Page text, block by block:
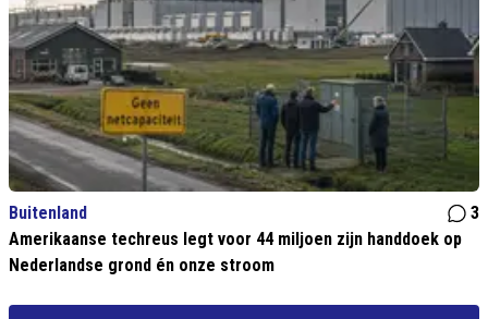
Buitenland
3
Amerikaanse techreus legt voor 44 miljoen zijn handdoek op
Nederlandse grond én onze stroom